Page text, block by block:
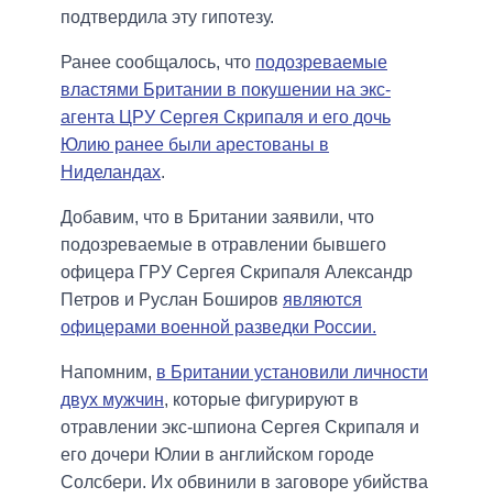
подтвердила эту гипотезу.
Ранее сообщалось, что подозреваемые
властями Британии в покушении на экс-
агента ЦРУ Сергея Скрипаля и его дочь
Юлию ранее были арестованы в
Ниделандах.
Добавим, что в Британии заявили, что
подозреваемые в отравлении бывшего
офицера ГРУ Сергея Скрипаля Александр
Петров и Руслан Боширов являются
офицерами военной разведки России.
Напомним, в Британии установили личности
двух мужчин, которые фигурируют в
отравлении экс-шпиона Сергея Скрипаля и
его дочери Юлии в английском городе
Солсбери. Их обвинили в заговоре убийства